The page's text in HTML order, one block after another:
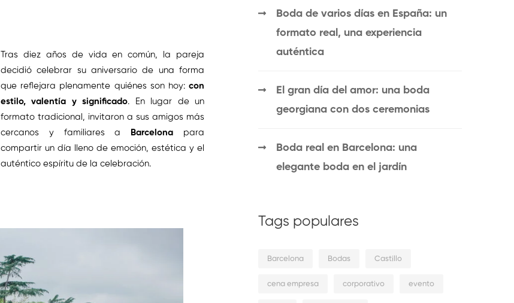
Tras diez años de vida en común, la pareja
decidió celebrar su aniversario de una forma
que reflejara plenamente quiénes son hoy: con
estilo, valentía y significado. En lugar de un
formato tradicional, invitaron a sus amigos más
cercanos y familiares a
Barcelona para
compartir un día lleno de emoción, estética y el
auténtico espíritu de la celebración.
Boda de varios días en España: un
formato real, una experiencia
auténtica
El gran día del amor: una boda
georgiana con dos ceremonias
Boda real en Barcelona: una
elegante boda en el jardín
Tags populares
Barcelona Bodas Castillo
cena empresa corporativo evento